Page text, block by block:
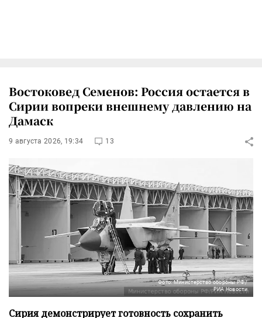
Востоковед Семенов: Россия остается в
Сирии вопреки внешнему давлению на
Дамаск
9 августа 2026, 19:34 13
Фото: Министерство обороны РФ/
РИА Новости
Сирия демонстрирует готовность сохранить